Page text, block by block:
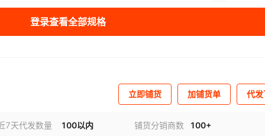
登录查看全部规格
立即铺货 加铺货单 代
7天代发数量 100以内 铺货分销商数
100+